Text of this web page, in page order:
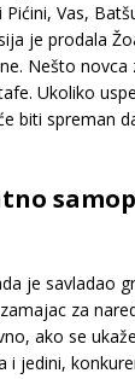
Vas,
je prodala
Nešto
Ukoliko
biti spreman
je savladao
za
ako se
i jedini,